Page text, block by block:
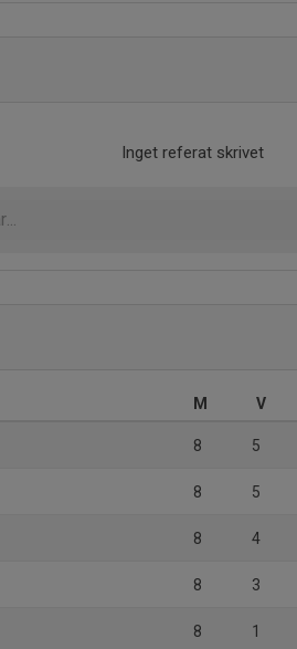
Inget referat skrivet
M V
8 5
8 5
8 4
8 3
8 1